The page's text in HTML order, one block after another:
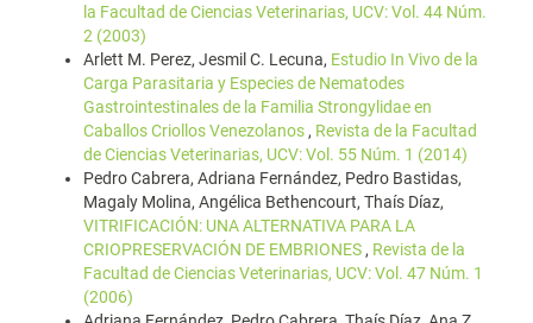
la Facultad de Ciencias Veterinarias, UCV: Vol. 44 Núm.
2 (2003)
Arlett M. Perez, Jesmil C. Lecuna, Estudio In Vivo de la
Carga Parasitaria y Especies de Nematodes
Gastrointestinales de la Familia Strongylidae en
Caballos Criollos Venezolanos, Revista de la Facultad
de Ciencias Veterinarias, UCV: Vol. 55 Núm. 1 (2014)
Pedro Cabrera, Adriana Fernández, Pedro Bastidas,
Magaly Molina, Angélica Bethencourt, Thaís Díaz,
VITRIFICACIÓN: UNA ALTERNATIVA PARA LA
CRIOPRESERVACIÓN DE EMBRIONES, Revista de la
Facultad de Ciencias Veterinarias, UCV: Vol. 47 Núm. 1
(2006)